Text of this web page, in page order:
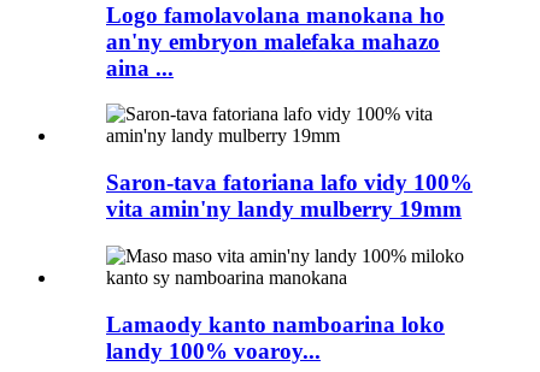
Logo famolavolana manokana ho
an'ny embryon malefaka mahazo
aina ...
Saron-tava fatoriana lafo vidy 100%
vita amin'ny landy mulberry 19mm
Lamaody kanto namboarina loko
landy 100% voaroy...